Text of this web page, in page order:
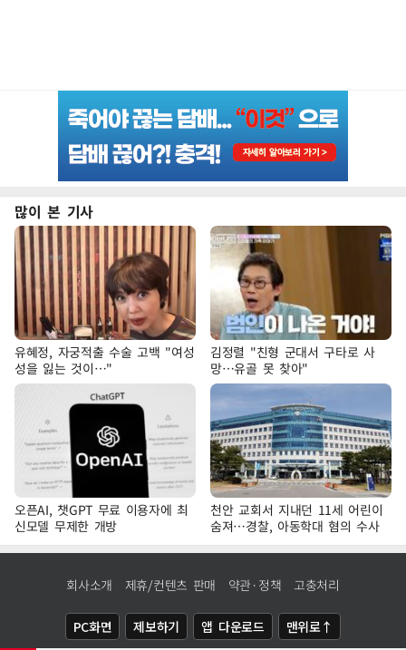
많이 본 기사
유혜정, 자궁적출 수술 고백 "여성
성을 잃는 것이…"
김정렬 "친형 군대서 구타로 사
망…유골 못 찾아"
오픈AI, 챗GPT 무료 이용자에 최
신모델 무제한 개방
천안 교회서 지내던 11세 어린이
숨져…경찰, 아동학대 혐의 수사
회사소개 제휴/컨텐츠 판매 약관·정책 고충처리
PC화면 제보하기 앱 다운로드 맨위로↑